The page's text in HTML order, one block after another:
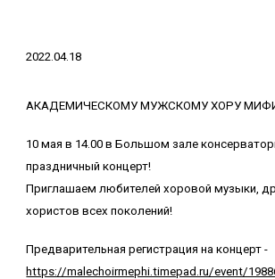
2022.04.18
АКАДЕМИЧЕСКОМУ МУЖСКОМУ ХОРУ
10 мая в 14.00 в Большом зале
праздничный концерт!
Приглашаем любителей хоровой музыки,
хористов всех поколений!
Предварительная регистрация на концерт -
https://malechoirmephi.timepad.ru/event/